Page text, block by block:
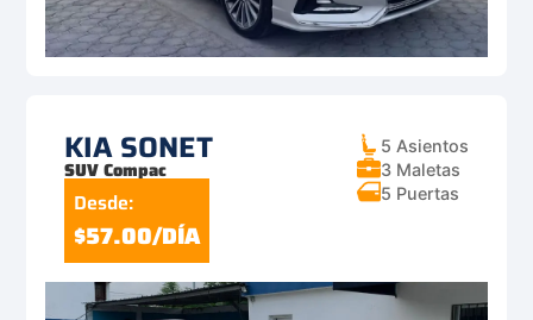
KIA SONET
SUV Compac
Desde:
$57.00/DÍA
5 Asientos
3 Maletas
5 Puertas